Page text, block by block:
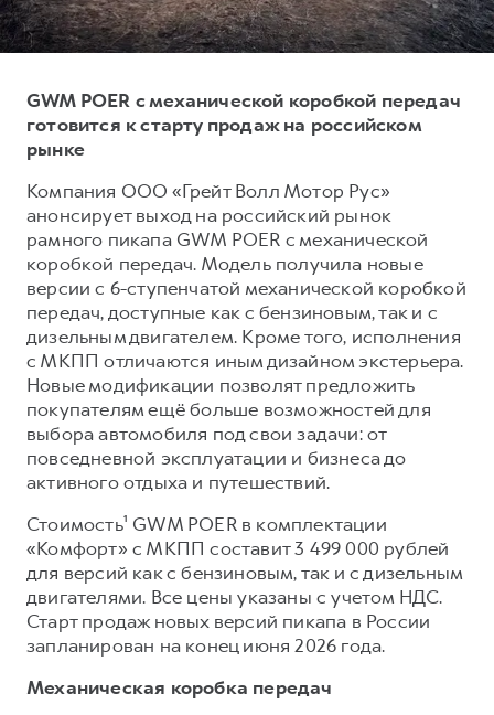
DARGO DARGO X
от 3 499 000 ₽
F7
от 2 899 000 ₽
F7X
от 3 599 000 ₽
POER
от 3 449 000 ₽
Тест-драйв
КРЕДИТ И СТРАХОВАНИЕ
Страхование
Кредит
КОРПОРАТИВНЫМ КЛИЕНТАМ
Для малого бизнеса
Корпоративным клиентам
Крупным корпоративным клиентам
Система управления автопарком
Сервис для корпоративных клиентов
HAVAL Лизинг
АКСЕССУАРЫ HAVAL
Автомобильные аксессуары
Коллекция CITY
СЕРВИСНОЕ ОБСЛУЖИВАНИЕ
Программа «Помощь на дороге»
Регламенты технического обслуживания
ПОДДЕРЖКА
GWM Безопасность
Гарантия HAVAL
Мобильное приложение GWM
Программа «HAVAL Защита+»
Руководства по эксплуатации
Подписки
АКСЕССУАРЫ HAVAL
Автомобильные аксессуары
Коллекция CITY
Коллекция Базовая
Коллекция Детская
О дилере
Контакты
GWM POER с механической коробкой передач
готовится к старту продаж на российском
рынке
Компания ООО «Грейт Волл Мотор Рус»
анонсирует выход на российский рынок
рамного пикапа GWM POER с механической
коробкой передач. Модель получила новые
версии с 6-ступенчатой механической коробкой
передач, доступные как с бензиновым, так и с
дизельным двигателем. Кроме того, исполнения
с МКПП отличаются иным дизайном экстерьера.
Новые модификации позволят предложить
покупателям ещё больше возможностей для
выбора автомобиля под свои задачи: от
повседневной эксплуатации и бизнеса до
активного отдыха и путешествий.
Стоимость¹ GWM POER в комплектации
«Комфорт» с МКПП составит 3 499 000 рублей
для версий как с бензиновым, так и с дизельным
двигателями. Все цены указаны с учетом НДС.
Старт продаж новых версий пикапа в России
запланирован на конец июня 2026 года.
Механическая коробка передач